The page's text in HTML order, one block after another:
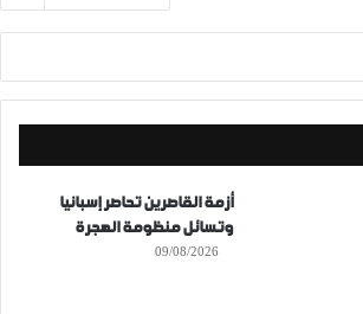
أزمة القاصرين تحاصر إسبانيا
وتسائل منظومة الهجرة
09/08/2026